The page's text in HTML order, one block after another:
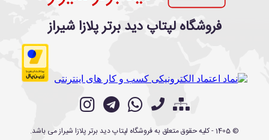
فروشگاه لپتاپ دید برتر پلازا شیراز
©
1405- کلیه حقوق متعلق بهفروشگاه لپتاپ دید برتر پلازا شیرازمی باشد.